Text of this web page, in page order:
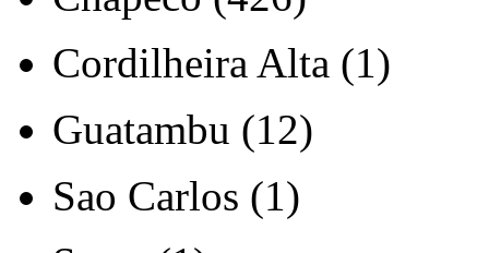
Cordilheira Alta (1)
Guatambu (12)
Sao Carlos (1)